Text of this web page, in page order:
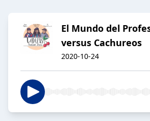
El Mundo del
versus Cachureos
2020-10-24